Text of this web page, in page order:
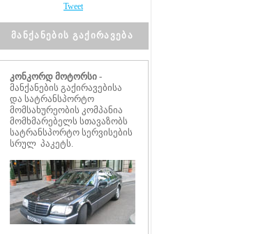
Tweet
მანქანების გაქირავება
კონკორდ მოტორსი-
მანქანების გაქირავებისა
და სატრანსპორტო
მომსახურეობის კომპანია
მომხმარებელს სთავაზობს
სატრანსპორტო სერვისების
სრულ პაკეტს.